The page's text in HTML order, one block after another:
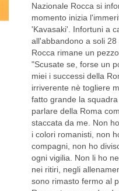
Nazionale Rocca si
momento inizia
'Kavasaki'. Infortuni a
all'abbandono a soli 28
Rocca rimane un
"Scusate se, forse un
miei i successi della
irriverente nè togliere
fatto grande la
parlare della Roma
staccata da me. Non
i colori romanisti, non
compagni, non ho
ogni vigilia. Non li ho
nei ritiri, negli
sono rimasto fermo al